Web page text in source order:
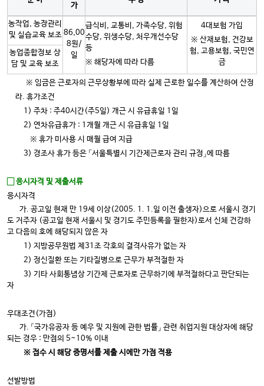
가
농작업, 농장관리
및 실습교육 보조 86,00
8원/
일
급식비, 교통비, 가족수당, 위험
수당, 위생수당, 처우개선수당
등
※ 해당자에 따라 다름
4대보험 가입
※ 산재보험, 건강보
험, 고용보험, 국민연
금
농업종합정보 상
담 및 교육 보조
※ 임금은 근로자의 근무상황부에 따라 실제 근로한 일수를 계산하여 산정
라. 휴가조건
1) 주차 : 주40시간(주5일) 개근 시 유급휴일 1일
2) 연차유급휴가 : 1개월 개근 시 유급휴일 1일
※ 휴가 미사용 시 매월 급여 지급
3) 경조사 휴가 등은 「서울특별시 기간제근로자 관리 규정」에 따름
▢ 응시자격 및 제출서류
응시자격
가. 공고일 현재 만 19세 이상(2005. 1. 1.일 이전 출생자)으로 서울시 경기
도 거주자 (공고일 현재 서울시 및 경기도 주민등록을 필한자)로서 신체 건강하
고 다음의 호에 해당되지 않은 자
1) 지방공무원법 제31조 각호의 결격사유가 없는 자
2) 정신질환 또는 기타질병으로 근무가 부적절한 자
3) 기타 사회통념상 기간제 근로자로 근무하기에 부적절하다고 판단되는
자
우대조건(가점)
가. 「국가유공자 등 예우 및 지원에 관한 법률」 관련 취업지원 대상자에 해당
되는 경우 : 만점의 5~10% 이내
※ 접수 시 해당 증명서를 제출 시에만 가점 적용
선발방법